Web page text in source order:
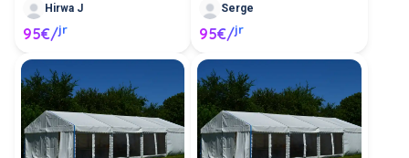
Hirwa J
95€/jr
Serge
95€/jr